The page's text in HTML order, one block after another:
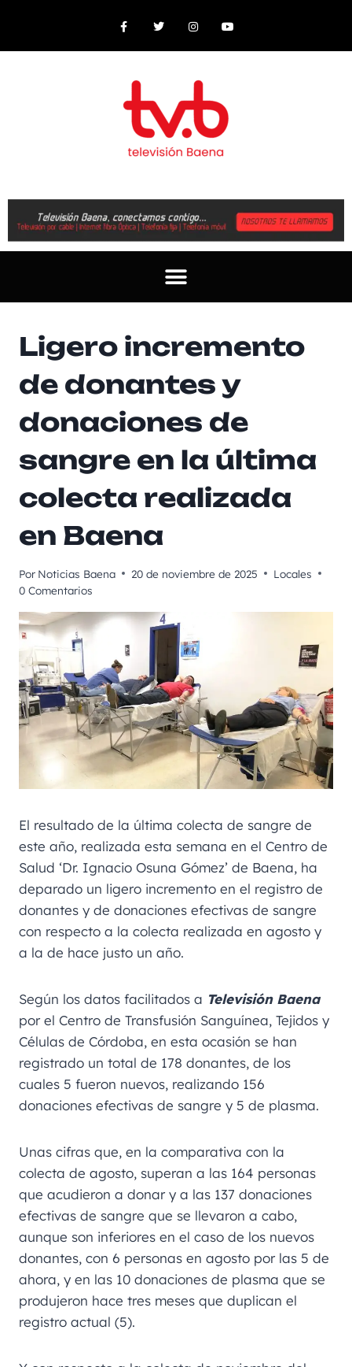
Ligero incremento
de donantes y
donaciones de
sangre en la última
colecta realizada
en Baena
Por Noticias Baena 20 de noviembre de 2025
Locales
0 Comentarios
El resultado de la última colecta de sangre de
este año, realizada esta semana en el Centro de
Salud ‘Dr. Ignacio Osuna Gómez’ de Baena, ha
deparado un ligero incremento en el registro de
donantes y de donaciones efectivas de sangre
con respecto a la colecta realizada en agosto y
a la de hace justo un año.
Según los datos facilitados a Televisión Baena
por el Centro de Transfusión Sanguínea, Tejidos y
Células de Córdoba, en esta ocasión se han
registrado un total de 178 donantes, de los
cuales 5 fueron nuevos, realizando 156
donaciones efectivas de sangre y 5 de plasma.
Unas cifras que, en la comparativa con la
colecta de agosto, superan a las 164 personas
que acudieron a donar y a las 137 donaciones
efectivas de sangre que se llevaron a cabo,
aunque son inferiores en el caso de los nuevos
donantes, con 6 personas en agosto por las 5 de
ahora, y en las 10 donaciones de plasma que se
produjeron hace tres meses que duplican el
registro actual (5).